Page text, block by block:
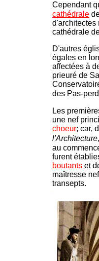
Cependant
cathédrale
d'architectes
cathédrale
D'autres
égales en
affectées à
prieuré de
des Pas-
Les
une nef
choeur; car,
l'Architecture
au
furent
boutants et
maîtresse
transepts.
-